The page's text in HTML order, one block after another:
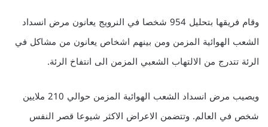
وقام فريقها بتحليل 954 شخصا في النرويج يعانون مرض انسداد
الشعب الهوائية المزمن ومن بينهم اشخاص يعانون من مشاكل في
الرئة تتدرج من الالتهاب الشعبي المزمن الى انتفاخ الرئة.
ويصيب مرض انسداد الشعب الهوائية المزمن حوالي 210 ملايين
شخص في العالم. وتتضمن الاعراض الاكثر شيوعا قصر النفس